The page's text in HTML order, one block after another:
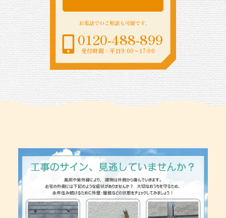
0120-488-899
受付時間：平日9:00〜17:00